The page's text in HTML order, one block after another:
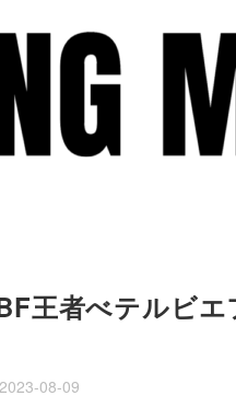
王者べテルビ
2023-08-09